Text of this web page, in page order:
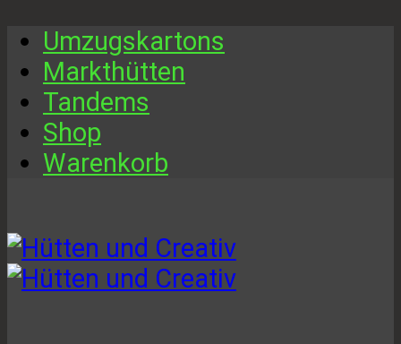
Umzugskartons
Markthütten
Tandems
Shop
Warenkorb